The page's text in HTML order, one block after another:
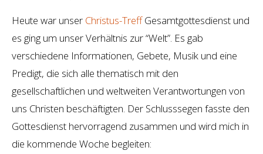
MEDIEN
KONTAKT
LINKS
Heute war unser Christus-TreffGesamtgottesdienst und
es ging um unser Verhältnis zur “Welt”. Es gab
verschiedene Informationen, Gebete, Musik und eine
Predigt, die sich alle thematisch mit den
gesellschaftlichen und weltweiten Verantwortungen von
uns Christen beschäftigten. Der Schlusssegen fasste den
Gottesdienst hervorragend zusammen und wird mich in
die kommende Woche begleiten: